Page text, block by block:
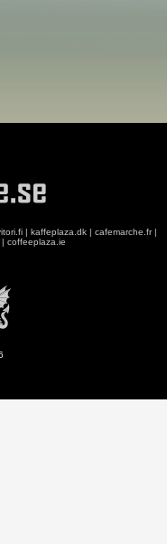
| kaffeplaza.dk| cafemarche.fr|
| coffeeplaza.ie